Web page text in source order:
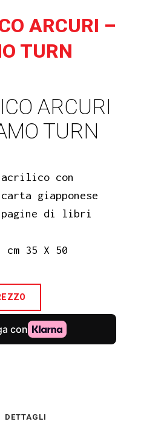
ARCURI –
TURN
ARCURI
TURN
acrilico con
giapponese
pagine di libri
cm 35 X 50
DETTAGLI